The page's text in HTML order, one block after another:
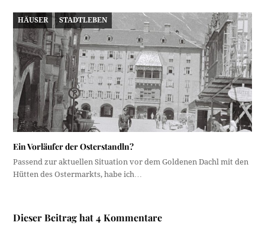
HÄUSER STADTLEBEN
Ein Vorläufer der Osterstandln?
Passend zur aktuellen Situation vor dem Goldenen Dachl mit den
Hütten des Ostermarkts, habe ich…
Dieser Beitrag hat 4 Kommentare